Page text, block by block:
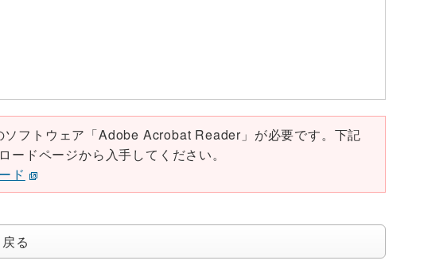
フトウェア「Adobe Acrobat Reader」が必要です。下記
ドページから入手してください。
ド
戻る